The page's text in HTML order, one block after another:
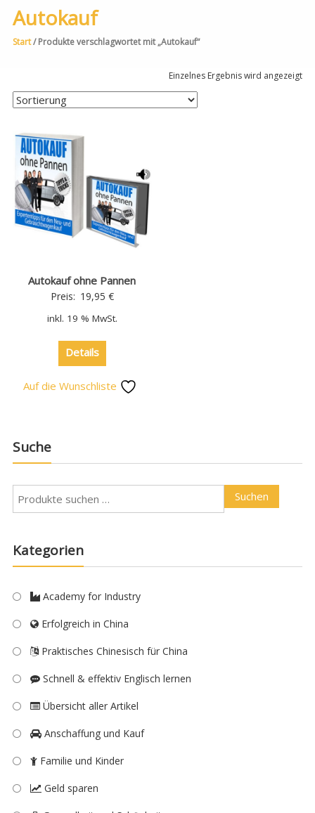
Autokauf
Start/ Produkte verschlagwortet mit „Autokauf“
Einzelnes Ergebnis wird angezeigt
Autokauf ohne Pannen
Preis: 19,95 €
inkl. 19 % MwSt.
Details
Auf die Wunschliste
Suche
Suchen
Kategorien
Academy for Industry
Erfolgreich in China
Praktisches Chinesisch für China
Schnell & effektiv Englisch lernen
Übersicht aller Artikel
Anschaffung und Kauf
Familie und Kinder
Geld sparen